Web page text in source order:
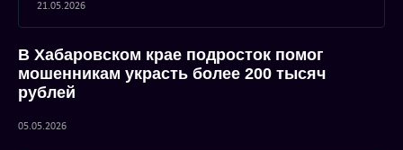
21.05.2026
В Хабаровском крае подросток помог
мошенникам украсть более 200 тысяч
рублей
05.05.2026